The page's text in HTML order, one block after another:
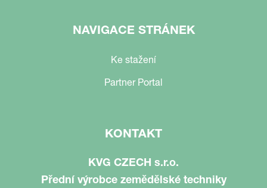
NAVIGACE STRÁNEK
Ke stažení
Partner Portal
KONTAKT
KVG CZECH s.r.o.
Přední výrobce zemědělské techniky